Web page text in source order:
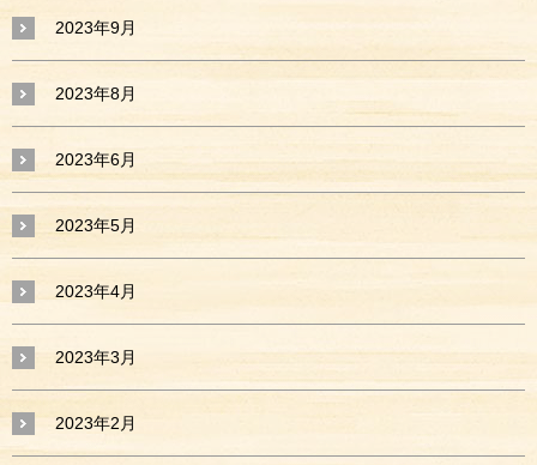
2023年9月
2023年8月
2023年6月
2023年5月
2023年4月
2023年3月
2023年2月